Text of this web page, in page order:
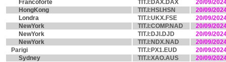
Francoforte
TIT.I:DAX.DAX
20/09/
HongKong
TIT.I:HSI.HSN
20/09/
Londra
TIT.I:UKX.FSE
20/09/
NewYork
TIT.I:COMP.NAD
20/09/
NewYork
TIT.I:DJI.DJD
20/09/
NewYork
TIT.I:NDX.NAD
20/09/
Parigi
TIT.I:PX1.EUD
20/09/
Sydney
TIT.I:XAO.AUS
20/09/